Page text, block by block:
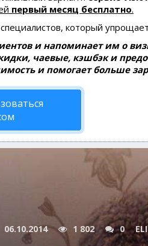
первый месяц бесплатно.
который
и напоминает им о
чаевые, кэшбэк и
и помогает больше
06.10.2014 1 802 0